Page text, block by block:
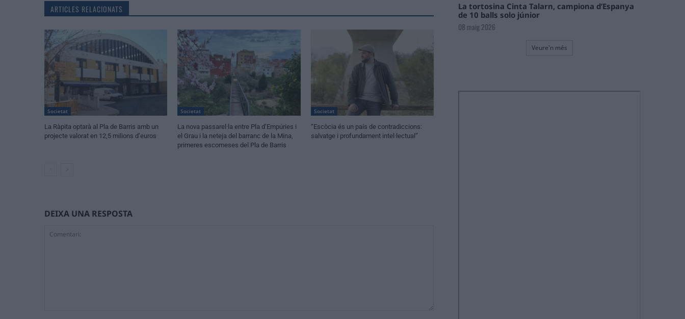
ARTICLES RELACIONATS
Societat
La Ràpita optarà al Pla de Barris amb un
projecte valorat en 12,5 milions d’euros
Societat
La nova passarel·la entre Pla d’Empúries i
el Grau i la neteja del barranc de la Mina,
primeres escomeses del Pla de Barris
Societat
“Escòcia és un país de contradiccions:
salvatge i profundament intel·lectual”
DEIXA UNA RESPOSTA
La tortosina Cinta Talarn, campiona d’Espanya
de 10 balls solo júnior
08 maig 2026
Veure'n més